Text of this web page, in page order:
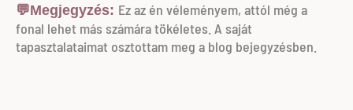
💬Megjegyzés: Ez az én véleményem, attól még a
fonal lehet más számára tökéletes. A saját
tapasztalataimat osztottam meg a blog bejegyzésben.